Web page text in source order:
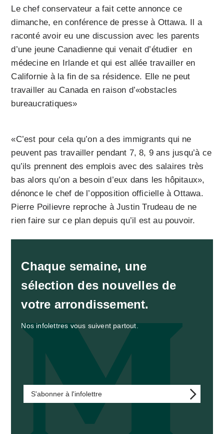
Le chef conservateur a fait cette annonce ce
dimanche, en conférence de presse à Ottawa. Il a
raconté avoir eu une discussion avec les parents
d’une jeune Canadienne qui venait d’étudier en
médecine en Irlande et qui est allée travailler en
Californie à la fin de sa résidence. Elle ne peut
travailler au Canada en raison d’«obstacles
bureaucratiques»
«C’est pour cela qu’on a des immigrants qui ne
peuvent pas travailler pendant 7, 8, 9 ans jusqu’à ce
qu’ils prennent des emplois avec des salaires très
bas alors qu’on a besoin d’eux dans les hôpitaux»,
dénonce le chef de l’opposition officielle à Ottawa.
Pierre Poilievre reproche à Justin Trudeau de ne
rien faire sur ce plan depuis qu’il est au pouvoir.
Chaque semaine, une
sélection des nouvelles de
votre arrondissement.
Nos infolettres vous suivent partout.
S'abonner à l'infolettre